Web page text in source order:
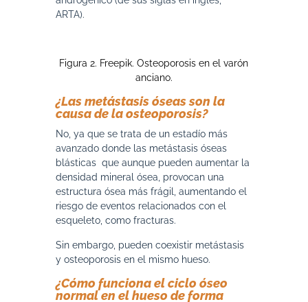
ARTA).
Figura 2. Freepik. Osteoporosis en el varón
anciano.
¿Las metástasis óseas son la
causa de la osteoporosis?
No, ya que se trata de un estadío más
avanzado donde las metástasis óseas
blásticas que aunque pueden aumentar la
densidad mineral ósea, provocan una
estructura ósea más frágil, aumentando el
riesgo de eventos relacionados con el
esqueleto, como fracturas.
Sin embargo, pueden coexistir metástasis
y osteoporosis en el mismo hueso.
¿Cómo funciona el ciclo óseo
normal en el hueso de forma